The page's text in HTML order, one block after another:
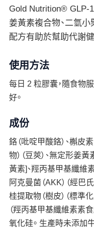
Gold Nutrition® GLP-1
姜黃素複合物、二氫小
配方有助於幫助代謝
使用方法
每日 2 粒膠囊，隨食物
好。
成份
鉻（吡啶甲酸鉻）、槲皮
物）（豆莢）、無定形姜
黃素]、羥丙基甲基纖維素
阿克曼菌（AKK）（經巴
桂提取物（樹皮）（標準
（羥丙基甲基纖維素素
氧化硅。 生產時未添加